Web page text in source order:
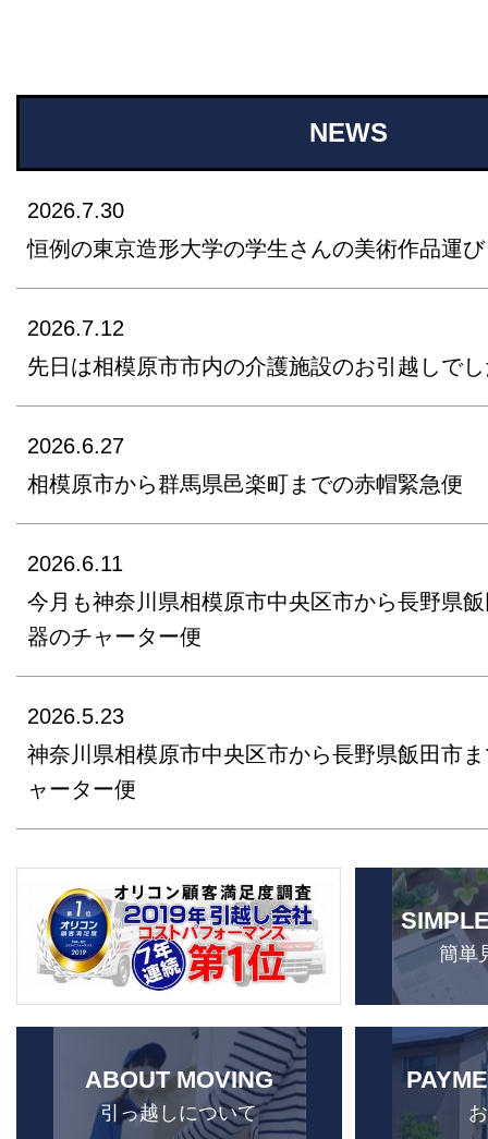
NEWS
2026.7.30
恒例の東京造形大学の学生さんの美術作品運び
2026.7.12
先日は相模原市市内の介護施設のお引越しで
2026.6.27
相模原市から群馬県邑楽町までの赤帽緊急便
2026.6.11
今月も神奈川県相模原市中央区市から長野県
器のチャーター便
2026.5.23
神奈川県相模原市中央区市から長野県飯田市
ャーター便
簡単
ABOUT MOVING
引っ越しについて